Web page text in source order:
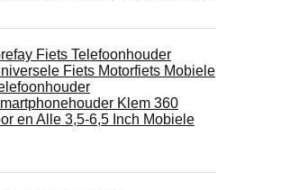
Fiets Telefoonhouder
Fiets Motorfiets Mobiele
Klem 360
en Alle 3,5-6,5 Inch Mobiele